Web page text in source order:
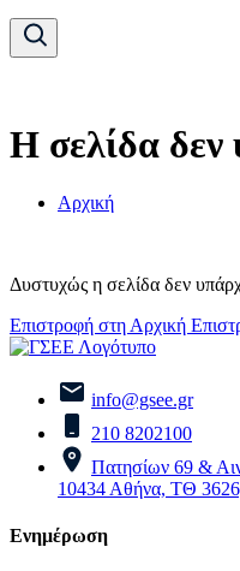
Η σελίδα δεν
Αρχική
Δυστυχώς η σελίδα δεν
Επιστροφή στη Αρχική
info@gsee.gr
210 8202100
Πατησίων 69 &
10434 Αθήνα, ΤΘ
Ενημέρωση